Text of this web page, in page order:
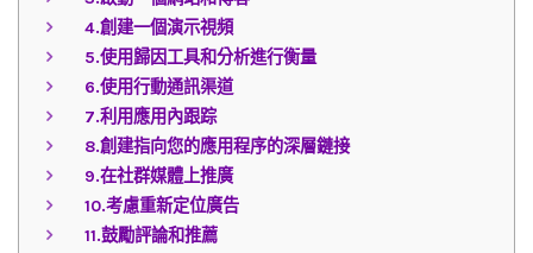
4.創建一個演示視頻
5.使用歸因工具和分析進行衡量
6.使用行動通訊渠道
7.利用應用內跟踪
8.創建指向您的應用程序的深層鏈接
9.在社群媒體上推廣
10.考慮重新定位廣告
11.鼓勵評論和推薦